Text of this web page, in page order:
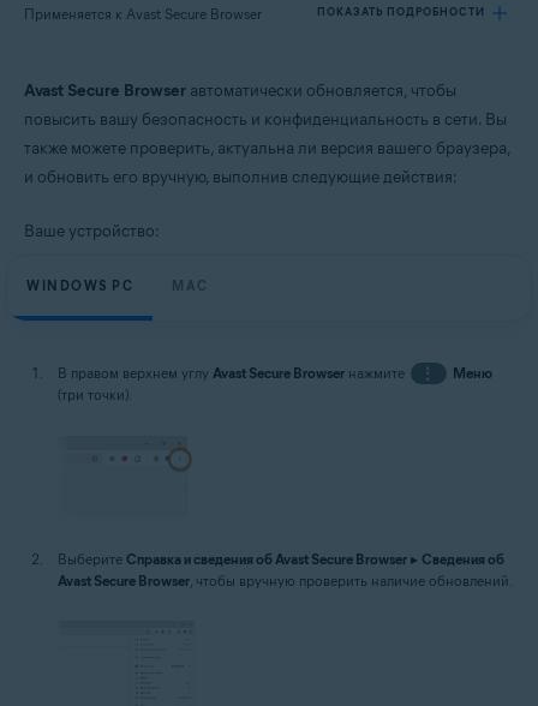
Применяется к Avast Secure Browser ПОКАЗАТЬ ПОДРОБНОСТИ
Операционные системы:
Windows и macOS
Avast Secure Browser автоматически обновляется, чтобы
повысить вашу безопасность и конфиденциальность в сети. Вы
также можете проверить, актуальна ли версия вашего браузера,
и обновить его вручную, выполнив следующие действия:
Ваше устройство:
WINDOWS PC MAC
В правом верхнем углу Avast Secure Browser нажмите ⋮
Меню
(три точки).
Выберите Справка и сведения об Avast Secure Browser ▸ Сведения об
Avast Secure Browser, чтобы вручную проверить наличие обновлений.